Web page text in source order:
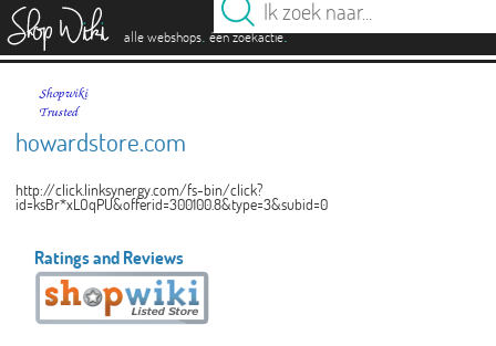
alle webshops. één zoekactie.
howardstore.com
http://click.linksynergy.com/fs-bin/click?
id=ksBr*xLOqPU&offerid=300100.8&type=3&subid=0
Ratings and Reviews